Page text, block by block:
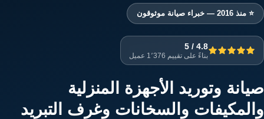
تواصل معنا
الأسئلة الشائعة
⭐ منذ 2016 — خبراء صيانة موثوقون
4.8 / 5
بناءً على تقييم 1٬376 عميل
صيانة وتوريد الأجهزة المنزلية
والمكيفات والسخانات وغرف التبريد